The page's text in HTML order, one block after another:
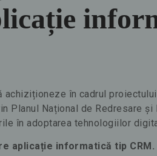
achiziționeze în cadrul proiectului
Planul Național de Redresare
în adoptarea tehnologiilor
aplicație informatică tip CRM.